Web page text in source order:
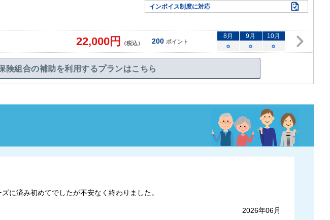
インボイス制度に対応
22,000円 （税込） 200 ポイント
8月 9月 10月
○
○ ○
険組合の補助を利用するプランはこちら
に済み初めてでしたが不安なく終わりました。
2026年06月